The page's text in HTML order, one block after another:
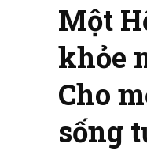
Một
khỏe
Cho
sống